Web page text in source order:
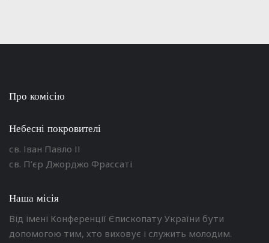
Про комісію
Небесні покровителі
св. Іван Павло ІІ
св. П’єр Джорджо Фрассаті
Наша місія
Від імені Конференції Єпископату України бути
допомогою тим, хто виховує і служить молодим.